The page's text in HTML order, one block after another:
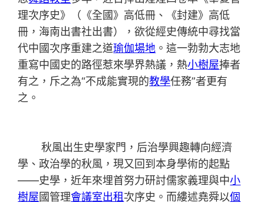
理次序史》（《全國》高低冊、《封建》高低
冊，海南出書社出書），欲從經史傳統中尋找當
代中國次序重建之道瑜伽場地 。這一勃勃大志地
重寫中國史的路徑惹來學界熱議，熱小樹屋捧者
有之，斥之為“不成能實現的教學任務”者更有
之。
秋風出生史學家門，后治學興趣轉向經濟
學、政治學的秋風，現又回到本身學術的起點
——史學，近年來埋首努力研討儒家義理與中小
樹屋國管理會議室出租次序史。而縷述堯舜以個